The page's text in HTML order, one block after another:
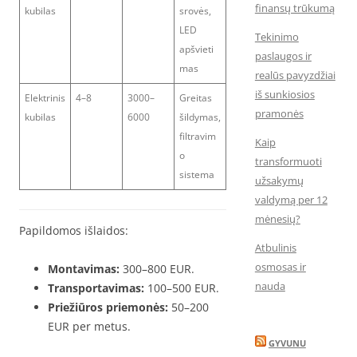
kubilas
srovės,
LED
apšvieti
mas
Elektrinis
kubilas
4–8
3000–
6000
Greitas
šildymas,
filtravim
o
sistema
Papildomos išlaidos:
Montavimas: 300–800 EUR.
Transportavimas: 100–500 EUR.
Priežiūros priemonės: 50–200
EUR per metus.
finansų trūkumą
Tekinimo
paslaugos ir
realūs pavyzdžiai
iš sunkiosios
pramonės
Kaip
transformuoti
užsakymų
valdymą per 12
mėnesių?
Atbulinis
osmosas ir
nauda
GYVUNU